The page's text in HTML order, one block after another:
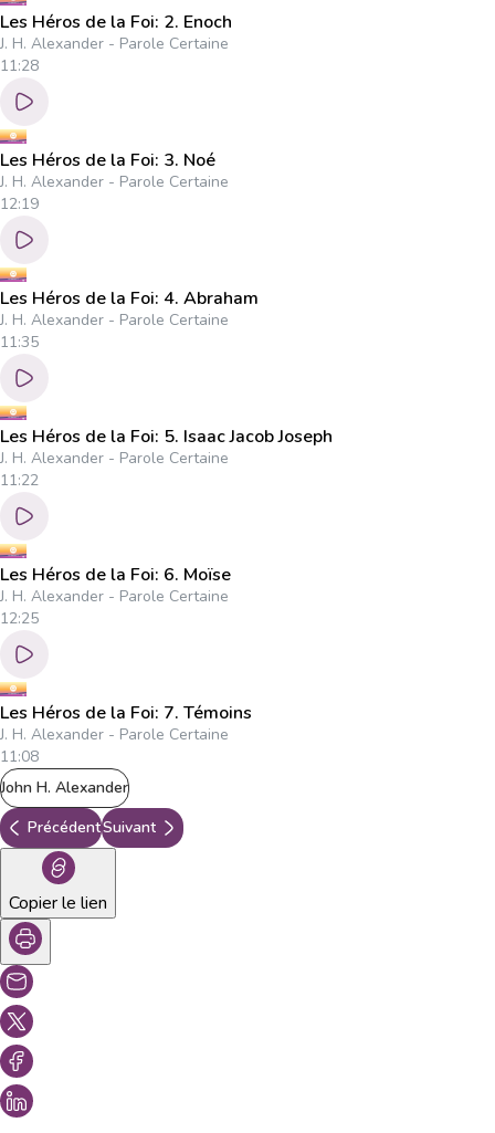
Les Héros de la Foi: 2. Enoch
J. H. Alexander - Parole Certaine
11:28
Les Héros de la Foi: 3. Noé
J. H. Alexander - Parole Certaine
12:19
Les Héros de la Foi: 4. Abraham
J. H. Alexander - Parole Certaine
11:35
Les Héros de la Foi: 5. Isaac Jacob Joseph
J. H. Alexander - Parole Certaine
11:22
Les Héros de la Foi: 6. Moïse
J. H. Alexander - Parole Certaine
12:25
Les Héros de la Foi: 7. Témoins
J. H. Alexander - Parole Certaine
11:08
John H. Alexander
PrécédentSuivant
Copier le lien